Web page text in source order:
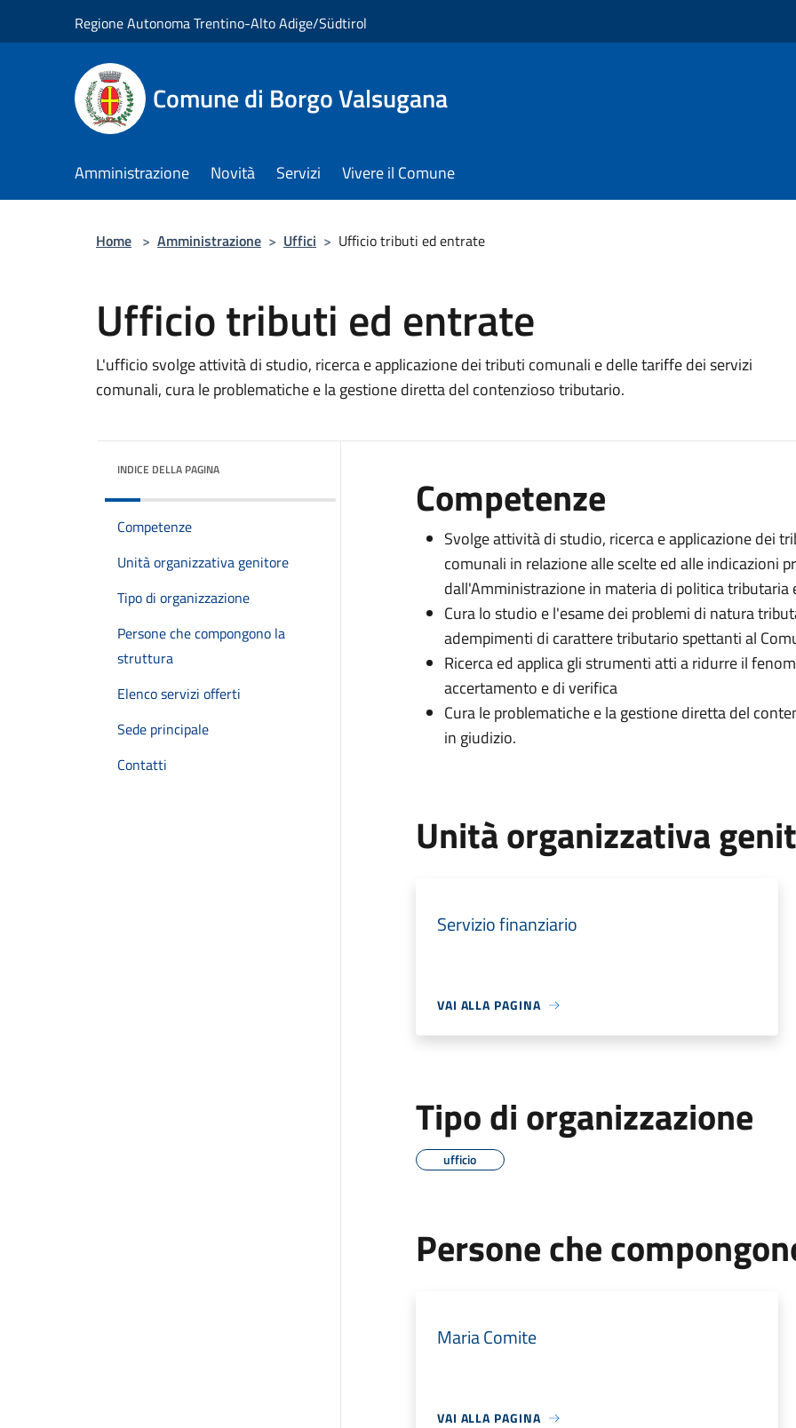
Regione Autonoma Trentino-Alto Adige/Südtirol
Comune di Borgo Valsugana
Amministrazione Novità Servizi Vivere il Comune
Home > Amministrazione > Uffici > Ufficio tributi ed entrate
Ufficio tributi ed entrate
L'ufficio svolge attività di studio, ricerca e applicazione dei tributi comunali e delle tariffe dei servizi
comunali, cura le problematiche e la gestione diretta del contenzioso tributario.
INDICE DELLA PAGINA
Competenze
Unità organizzativa genitore
Tipo di organizzazione
Persone che compongono la
struttura
Elenco servizi offerti
Sede principale
Contatti
Competenze
Svolge attività di studio, ricerca e applicazione dei
comunali in relazione alle scelte ed alle indicazioni
dall'Amministrazione in materia di politica tributaria
Cura lo studio e l'esame dei problemi di natura
adempimenti di carattere tributario spettanti al
Ricerca ed applica gli strumenti atti a ridurre il
accertamento e di verifica
Cura le problematiche e la gestione diretta del
in giudizio.
Unità organizzativa
Servizio finanziario
VAI ALLA PAGINA
Tipo di organizzazione
ufficio
Persone che
Maria Comite
VAI ALLA PAGINA